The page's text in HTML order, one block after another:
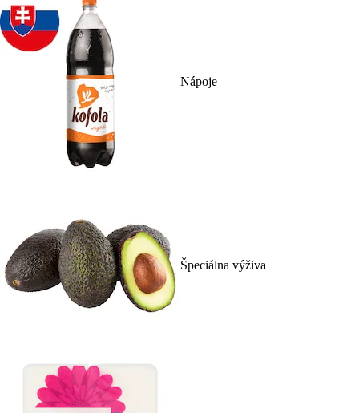
Nápoje
Špeciálna výživa